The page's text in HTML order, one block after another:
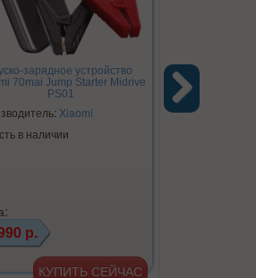
зарядное устройство
70mai Jump Starter Midrive
PS01
Xiaomi
в наличии
р.